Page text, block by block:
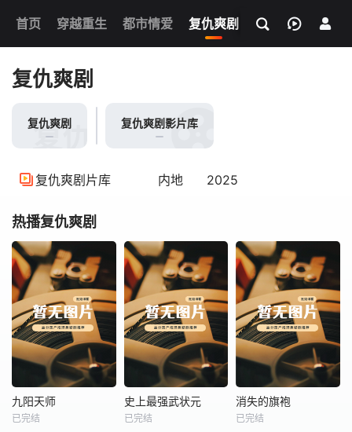
首页 穿越重生 都市情爱 复仇爽剧 玄幻武侠 奇幻
我的观影记录
复仇爽剧
复仇爽剧
复仇爽剧复仇爽剧影片库
复仇爽剧片库 内地 2025
热播复仇爽剧
热播
九阳天师
九阳天师
已完结
热播
史上最强武状元
已完结
热播
消失的旗袍
消失的旗袍
已完结